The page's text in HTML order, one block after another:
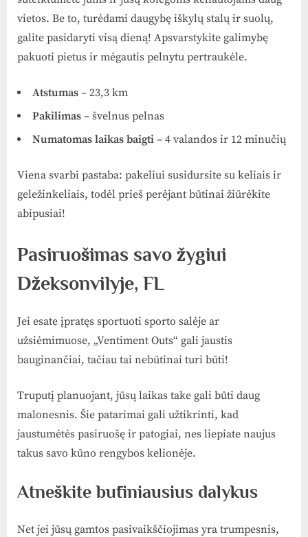
vietos. Be to, turėdami daugybę iškylų stalų ir suolų,
galite pasidaryti visą dieną! Apsvarstykite galimybę
pakuoti pietus ir mėgautis pelnytu pertraukėle.
Atstumas – 23,3 km
Pakilimas – švelnus pelnas
Numatomas laikas baigti – 4 valandos ir 12 minučių
Viena svarbi pastaba: pakeliui susidursite su keliais ir
geležinkeliais, todėl prieš perėjant būtinai žiūrėkite
abipusiai!
Pasiruošimas savo žygiui
Džeksonvilyje, FL
Jei esate įpratęs sportuoti sporto salėje ar
užsiėmimuose, „Ventiment Outs“ gali jaustis
bauginančiai, tačiau tai nebūtinai turi būti!
Truputį planuojant, jūsų laikas take gali būti daug
malonesnis. Šie patarimai gali užtikrinti, kad
jaustumėtės pasiruošę ir patogiai, nes liepiate naujus
takus savo kūno rengybos kelionėje.
Atneškite būtiniausius dalykus
Net jei jūsų gamtos pasivaikščiojimas yra trumpesnis,